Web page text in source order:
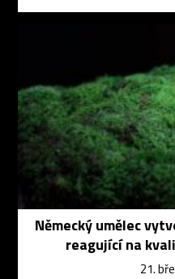
Německý umělec
reagující na
21.